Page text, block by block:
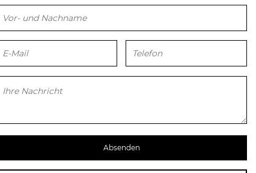
Bitte lasse dieses Feld leer.